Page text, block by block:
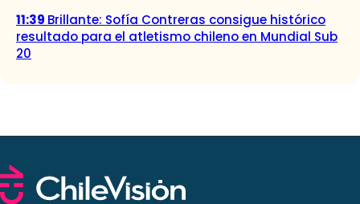
11:39 Brillante: Sofía Contreras consigue histórico
resultado para el atletismo chileno en Mundial Sub
20